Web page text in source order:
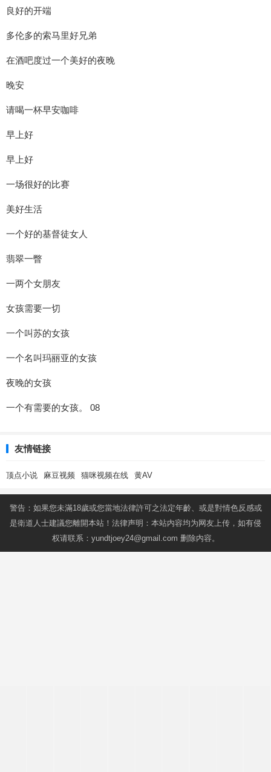
良好的开端
多伦多的索马里好兄弟
在酒吧度过一个美好的夜晚
晚安
请喝一杯早安咖啡
早上好
早上好
一场很好的比赛
美好生活
一个好的基督徒女人
翡翠一瞥
一两个女朋友
女孩需要一切
一个叫苏的女孩
一个名叫玛丽亚的女孩
夜晚的女孩
一个有需要的女孩。 08
友情链接
顶点小说 麻豆视频 猫咪视频在线 黄AV
警告：如果您未滿18歲或您當地法律許可之法定年齡、或是對情色反感或
是衛道人士建議您離開本站！法律声明：本站内容均为网友上传，如有侵
权请联系： yundtjoey24@gmail.com 删除内容。